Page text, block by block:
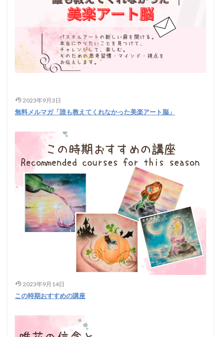
2023年9月3日
無料メルマガ「誰も教えてくれなかった美楽アート脳」
2023年9月14日
この時期おすすめの講座